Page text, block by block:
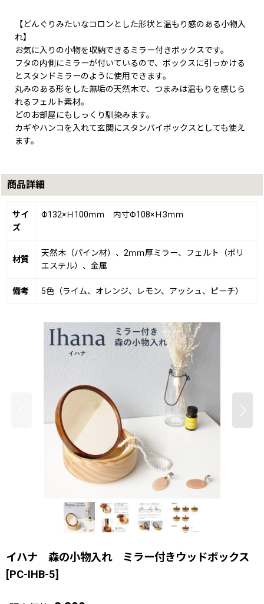
【どんぐりみたいなコロンとした形状と温もり感のある小物入
れ】
お気に入りの小物を収納できるミラー付きボックスです。
フタの内側にミラーが付いているので、ボックスに引っかける
とスタンドミラーのように使用できます。
丸みのある形をした無垢の天然木で、つまみは温もりを感じら
れるフェルト素材。
どのお部屋にもしっくり馴染みます。
カギやハンコを入れて玄関にスタンバイボックスとしても使え
ます。
商品詳細
サイ
ズ
Φ132×Ｈ100ｍｍ 内寸Φ108×Ｈ3ｍｍ
材質
天然木（パイン材）、2ｍｍ厚ミラー、フェルト（ポリ
エステル）、金属
備考 5色（ライム、オレンジ、レモン、アッシュ、ピーチ）
イハナ 森の小物入れ ミラー付きウッドボックス
[PC-IHB-5]